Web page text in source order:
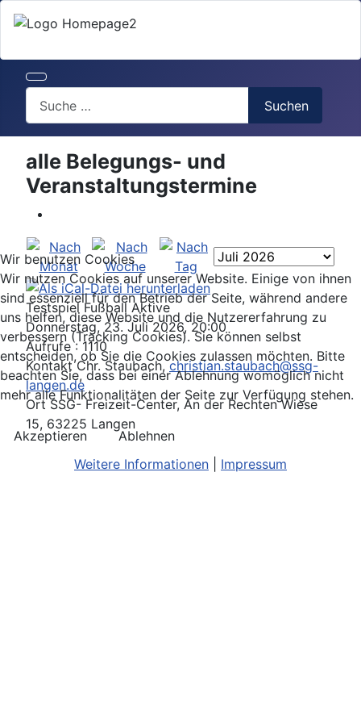
Suchen
alle Belegungs- und
Veranstaltungstermine
Testspiel Fußball Aktive
Donnerstag, 23. Juli 2026, 20:00
Aufrufe: 1110
KontaktChr. Staubach,christian.staubach@ssg-
langen.de
OrtSSG- Freizeit-Center, An der Rechten Wiese
15, 63225 Langen
Wir benutzen Cookies
Wir nutzen Cookies auf unserer Website. Einige von ihnen
sind essenziell für den Betrieb der Seite, während andere
uns helfen, diese Website und die Nutzererfahrung zu
verbessern (Tracking Cookies). Sie können selbst
entscheiden, ob Sie die Cookies zulassen möchten. Bitte
beachten Sie, dass bei einer Ablehnung womöglich nicht
mehr alle Funktionalitäten der Seite zur Verfügung stehen.
Akzeptieren
Ablehnen
Weitere Informationen
Impressum